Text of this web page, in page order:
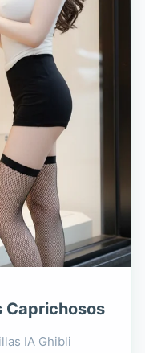
Caprichosos
IA Ghibli